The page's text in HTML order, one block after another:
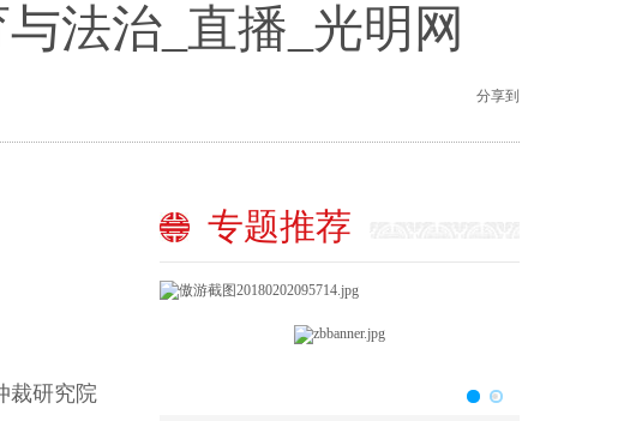
法治_直播_光明网
分享到
裁研究院
专题推荐